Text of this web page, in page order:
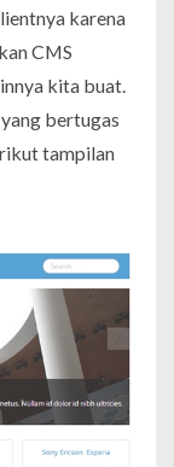
karena
CMS
kita buat.
bertugas
tampilan